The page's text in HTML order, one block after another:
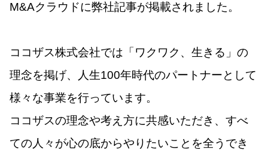
M&Aクラウドに弊社記事が掲載されました。
ココザス株式会社では「ワクワク、生きる」の
理念を掲げ、人生100年時代のパートナーとして
様々な事業を行っています。
ココザスの理念や考え方に共感いただき、すべ
ての人々が心の底からやりたいことを全うでき